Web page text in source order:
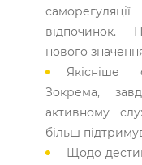
відпочинок.
нового
Якісніше
Зокрема,
активному
більш
Щодо